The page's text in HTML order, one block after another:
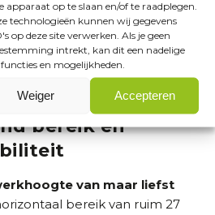
op te slaan en/of te raadplegen.
technologieën kunnen wij gegevens
op deze site verwerken. Als je geen
intrekt, kan dit een nadelige
en mogelijkheden.
Accepteren
Weiger
. Met ruimte voor maximaal
verhoogt u de
teams direct samen op
zonder onderbrekingen of
bereik en
van maar liefst
bereik van ruim 27